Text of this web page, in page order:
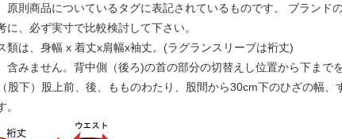
原則商品についているタグに表記されているものです。 ブランド
、必ず実寸で比較検討して下さい。
類は、身幅 x 着丈x肩幅x袖丈。(ラグランスリーブは裄丈)
みません。背中側（後ろ)の首の部分の切替えし位置から下まで
股下）股上前、後、もものわたり、股間から30cm下のひざの幅